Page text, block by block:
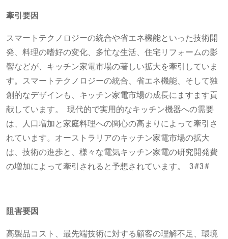
牽引要因
スマートテクノロジーの統合や省エネ機能といった技術開
発、料理の嗜好の変化、多忙な生活、住宅リフォームの影
響などが、キッチン家電市場の著しい拡大を牽引していま
す。スマートテクノロジーの統合、省エネ機能、そして独
創的なデザインも、キッチン家電市場の成長にますます貢
献しています。 現代的で実用的なキッチン機器への需要
は、人口増加と家庭料理への関心の高まりによって牽引さ
れています。オーストラリアのキッチン家電市場の拡大
は、技術の進歩と、様々な電気キッチン家電の研究開発費
の増加によって牽引されると予想されています。 3#3#
阻害要因
高製品コスト、最先端技術に対する顧客の理解不足、環境